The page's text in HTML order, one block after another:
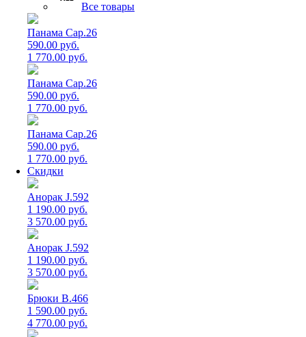
Все товары
Панама Cap.26
590.00 руб.
1 770.00 руб.
Панама Cap.26
590.00 руб.
1 770.00 руб.
Панама Cap.26
590.00 руб.
1 770.00 руб.
Скидки
Анорак J.592
1 190.00 руб.
3 570.00 руб.
Анорак J.592
1 190.00 руб.
3 570.00 руб.
Брюки B.466
1 590.00 руб.
4 770.00 руб.